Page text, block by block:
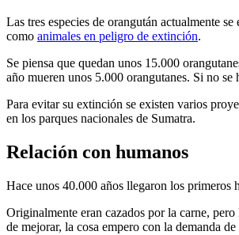
Las tres especies de orangután actualmente
como animales en peligro de extinción.
Se piensa que quedan unos 15.000
año mueren unos 5.000 orangutanes. Si no se
Para evitar su extinción se existen varios
en los parques nacionales de Sumatra.
Relación con humanos
Hace unos 40.000 años llegaron los primeros
Originalmente eran cazados por la carne,
de mejorar, la cosa empero con la demanda